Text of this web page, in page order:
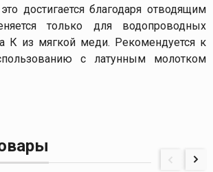
достигается благодаря отводящим
только для водопроводных
К из мягкой меди. Рекомендуется к
с латунным молотком